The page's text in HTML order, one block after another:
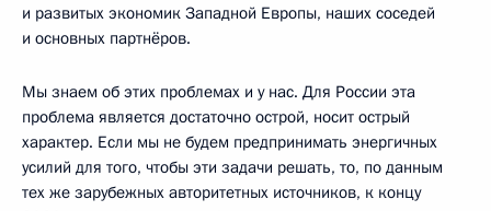
и развитых экономик Западной Европы, наших соседей
и основных партнёров.
Мы знаем об этих проблемах и у нас. Для России эта
проблема является достаточно острой, носит острый
характер. Если мы не будем предпринимать энергичных
усилий для того, чтобы эти задачи решать, то, по данным
тех же зарубежных авторитетных источников, к концу